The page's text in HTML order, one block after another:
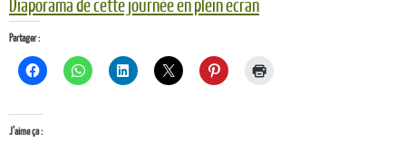
Diaporama de cette journée en plein écran
Partager :
J’aime ça :